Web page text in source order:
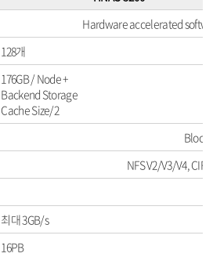
Hardware accelerated
128개
176GB / Node +
Backend Storage
Cache Size/2
Block
NFS V2/V3/V4,
최대 3GB/s
16PB